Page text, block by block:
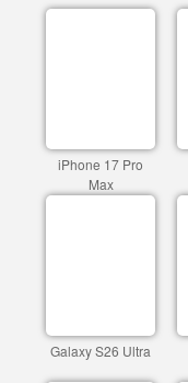
iPhone 17 Pro
Max
Galaxy S26 Ultra